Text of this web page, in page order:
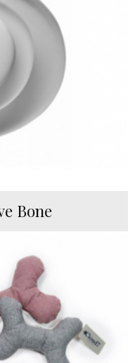
Bone